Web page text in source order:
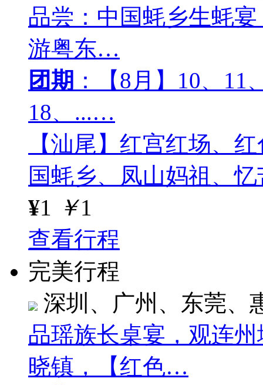
品尝：中国蚝乡生蚝
游粤东…
团期 ：【8月】10、11
18、...…
【汕尾】红宫红场、
国蚝乡、凤山妈祖、
¥1 ￥1
查看行程
完美行程
深圳、广州、东莞、
品瑶族长桌宴，观连
晓镇，【红色…